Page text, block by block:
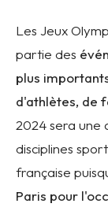
Les Jeux
partie des
plus
d'athlètes, de
2024 sera une
disciplines
française
Paris pour